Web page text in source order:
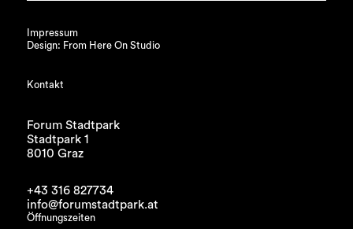
Impressum
Design: From Here On Studio
Kontakt
Forum Stadtpark
Stadtpark 1
8010 Graz
+43 316 827734
info@forumstadtpark.at
Öffnungszeiten